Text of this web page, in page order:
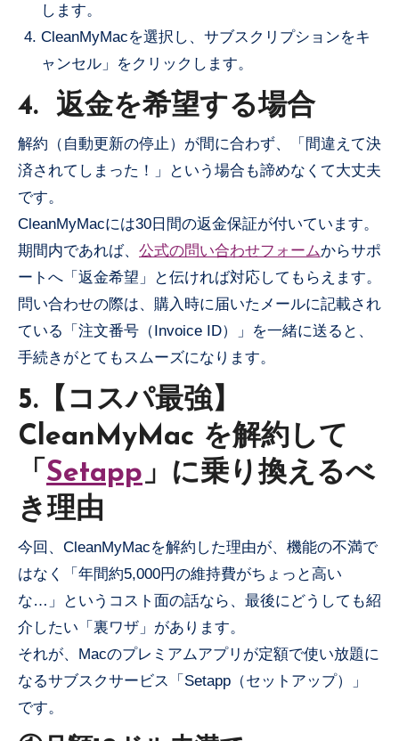
します。
CleanMyMacを選択し、サブスクリプションをキ
ャンセル」をクリックします。
4. 返金を希望する場合
解約（自動更新の停止）が間に合わず、「間違えて決
済されてしまった！」という場合も諦めなくて大丈夫
です。
CleanMyMacには30日間の返金保証が付いています。
期間内であれば、 公式の問い合わせフォームからサポ
ートへ「返金希望」と伝ければ対応してもらえます。
問い合わせの際は、購入時に届いたメールに記載され
ている「注文番号（Invoice ID）」を一緒に送ると、
手続きがとてもスムーズになります。
5.【コスパ最強】
CleanMyMac を解約して
「 Setapp」に乗り換えるべ
き理由
今回、CleanMyMacを解約した理由が、機能の不満で
はなく「年間約5,000円の維持費がちょっと高い
な…」というコスト面の話なら、最後にどうしても紹
介したい「裏ワザ」があります。
それが、Macのプレミアムアプリが定額で使い放題に
なるサブスクサービス「Setapp（セットアップ）」
です。